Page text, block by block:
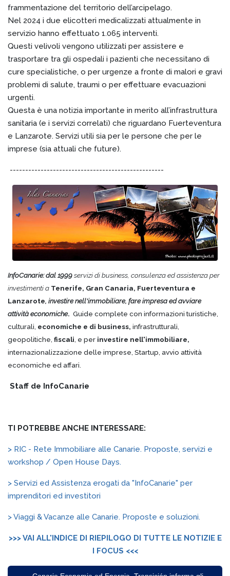
frammentazione del territorio dell’arcipelago.
Nel 2024 i due elicotteri medicalizzati attualmente in
servizio hanno effettuato 1.065 interventi.
Questi velivoli vengono utilizzati per assistere e
trasportare tra gli ospedali i pazienti che necessitano di
cure specialistiche, o per urgenze a fronte di malori e gravi
problemi di salute, traumi o per effettuare evacuazioni
urgenti.
Questa è una notizia importante in merito all’infrastruttura
sanitaria (e i servizi correlati) che riguardano Fuerteventura
e Lanzarote. Servizi utili sia per le persone che per le
imprese (sia attuali che future).
--------------------------------------------------
InfoCanarie: dal 1999servizi di business, consulenza ed assistenza per
investimenti a Tenerife, Gran Canaria, Fuerteventura e
Lanzarote, investire nell'immobiliare, fare impresa ed avviare
attività economiche. Guide complete con informazioni turistiche,
culturali, economiche e di business, infrastrutturali,
geopolitiche, fiscali, e per investire nell'immobiliare,
internazionalizzazione delle imprese, Startup, avvio attività
economiche ed affari.
Staff de InfoCanarie
TI POTREBBE ANCHE INTERESSARE:
> RIC - Rete Immobiliare alle Canarie. Proposte, servizi e
workshop / Open House Days.
> Servizi ed Assistenza erogati da "InfoCanarie" per
imprenditori ed investitori
> Viaggi & Vacanze alle Canarie. Proposte e soluzioni.
>>> VAI ALL'INDICE DI RIEPILOGO DI TUTTE LE NOTIZIE E
I FOCUS <<<